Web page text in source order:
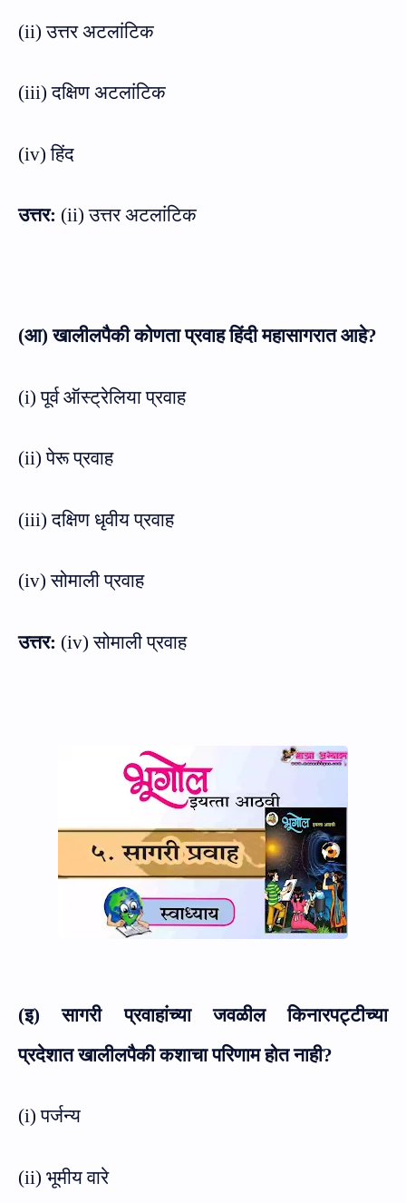
(ii)उत्तर अटलांटिक
(iii)दक्षिण अटलांटिक
(iv)हिंद
उत्तर: (ii)उत्तर अटलांटिक
(आ) खालीलपैकी कोणता प्रवाह हिंदी महासागरात आहे?
(i)पूर्व ऑस्ट्रेलिया प्रवाह
(ii)पेरू प्रवाह
(iii)दक्षिण धृवीय प्रवाह
(iv)सोमाली प्रवाह
उत्तर: (iv)सोमाली प्रवाह
(इ) सागरी प्रवाहांच्या जवळील किनारपट्टीच्या
प्रदेशातखालीलपैकी कशाचा परिणाम होत नाही?
(i)पर्जन्य
(ii) भूमीय वारे